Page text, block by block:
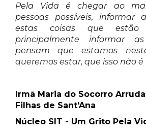
Pela Vida é chegar ao
pessoas possíveis, informar
estas coisas que estão
principalmente informar
pensam que estamos
queremos estar, que isso não é
Irmã Maria do Socorro
Filhas de Sant'Ana
Núcleo SIT - Um Grito Pela